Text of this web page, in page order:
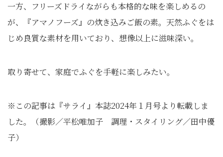
一方、フリーズドライながらも本格的な味を楽しめるの
が、『アマノフーズ』の炊き込みご飯の素。天然ふぐをは
じめ良質な素材を用いており、想像以上に滋味深い。
取り寄せて、家庭でふぐを手軽に楽しみたい。
※この記事は『サライ』本誌2024年１月号より転載しま
した。（撮影／平松唯加子 調理・スタイリング／田中優
子）